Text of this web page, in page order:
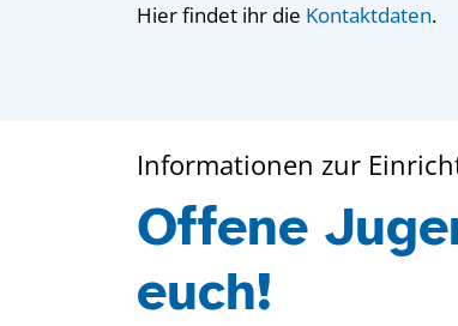
Hier findet ihr die Kontaktdaten.
Informationen zur
Offene
euch!